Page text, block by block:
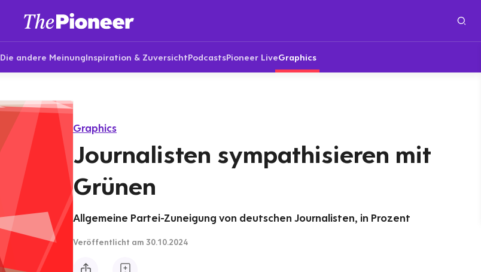
Die andere MeinungInspiration & ZuversichtPodcastsPioneer LiveGraphics
Graphics
Journalisten sympathisieren mit
Grünen
Allgemeine Partei-Zuneigung von deutschen Journalisten, in Prozent
Veröffentlicht am 30.10.2024